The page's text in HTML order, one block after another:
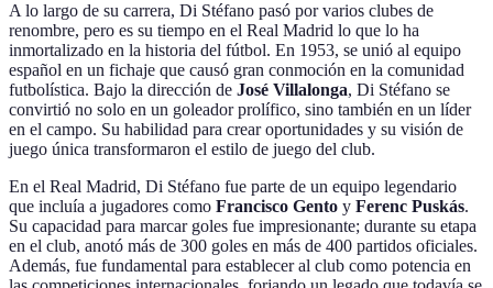
A lo largo de su carrera, Di Stéfano pasó por varios clubes de
renombre, pero es su tiempo en el Real Madrid lo que lo ha
inmortalizado en la historia del fútbol. En 1953, se unió al equipo
español en un fichaje que causó gran conmoción en la comunidad
futbolística. Bajo la dirección de José Villalonga, Di Stéfano se
convirtió no solo en un goleador prolífico, sino también en un líder
en el campo. Su habilidad para crear oportunidades y su visión de
juego única transformaron el estilo de juego del club.
En el Real Madrid, Di Stéfano fue parte de un equipo legendario
que incluía a jugadores como Francisco Gento y Ferenc Puskás.
Su capacidad para marcar goles fue impresionante; durante su etapa
en el club, anotó más de 300 goles en más de 400 partidos oficiales.
Además, fue fundamental para establecer al club como potencia en